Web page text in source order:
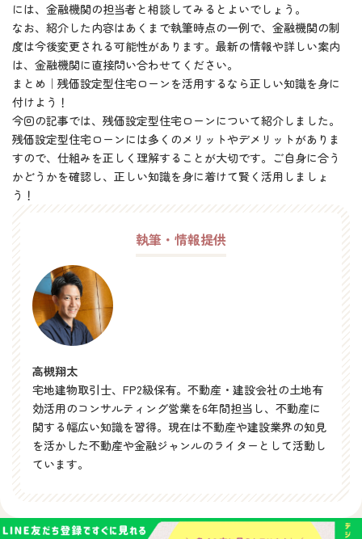
には、金融機関の担当者と相談してみるとよいでしょう。
なお、紹介した内容はあくまで執筆時点の一例で、金融機関の制
度は今後変更される可能性があります。最新の情報や詳しい案内
は、金融機関に直接問い合わせてください。
まとめ｜残価設定型住宅ローンを活用するなら正しい知識を身に
付けよう！
今回の記事では、残価設定型住宅ローンについて紹介しました。
残価設定型住宅ローンには多くのメリットやデメリットがありま
すので、仕組みを正しく理解することが大切です。ご自身に合う
かどうかを確認し、正しい知識を身に着けて賢く活用しましょ
う！
執筆・情報提供
高槻翔太
宅地建物取引士、FP2級保有。不動産・建設会社の土地有
効活用のコンサルティング営業を6年間担当し、不動産に
関する幅広い知識を習得。現在は不動産や建設業界の知見
を活かした不動産や金融ジャンルのライターとして活動し
ています。